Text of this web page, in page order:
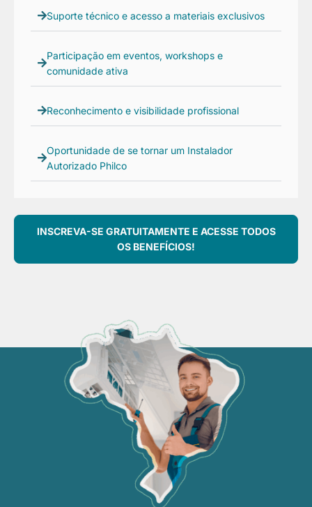
Suporte técnico e acesso a materiais exclusivos
Participação em eventos, workshops e
comunidade ativa
Reconhecimento e visibilidade profissional
Oportunidade de se tornar um Instalador
Autorizado Philco
INSCREVA-SE GRATUITAMENTE E ACESSE TODOS
OS BENEFÍCIOS!